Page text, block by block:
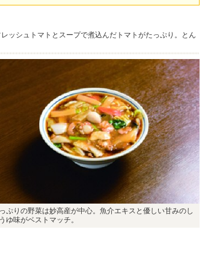
ッシュトマトとスープで煮込んだトマトがたっぷり。とん
ぷりの野菜は妙高産が中心。魚介エキスと優しい甘みのし
ゆ味がベストマッチ。